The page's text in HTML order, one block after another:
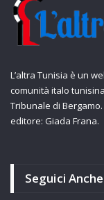
L’altra Tunisia è un
comunità italo
Tribunale di
editore: Giada Frana.
Seguici